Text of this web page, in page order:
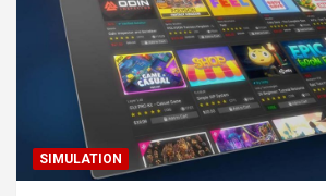
SIMULATION